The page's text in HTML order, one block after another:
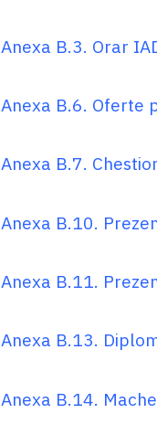
Anexa B.3. Orar
Anexa B.6. Oferte
Anexa B.7.
Anexa B.10.
Anexa B.11.
Anexa B.13.
Anexa B.14.